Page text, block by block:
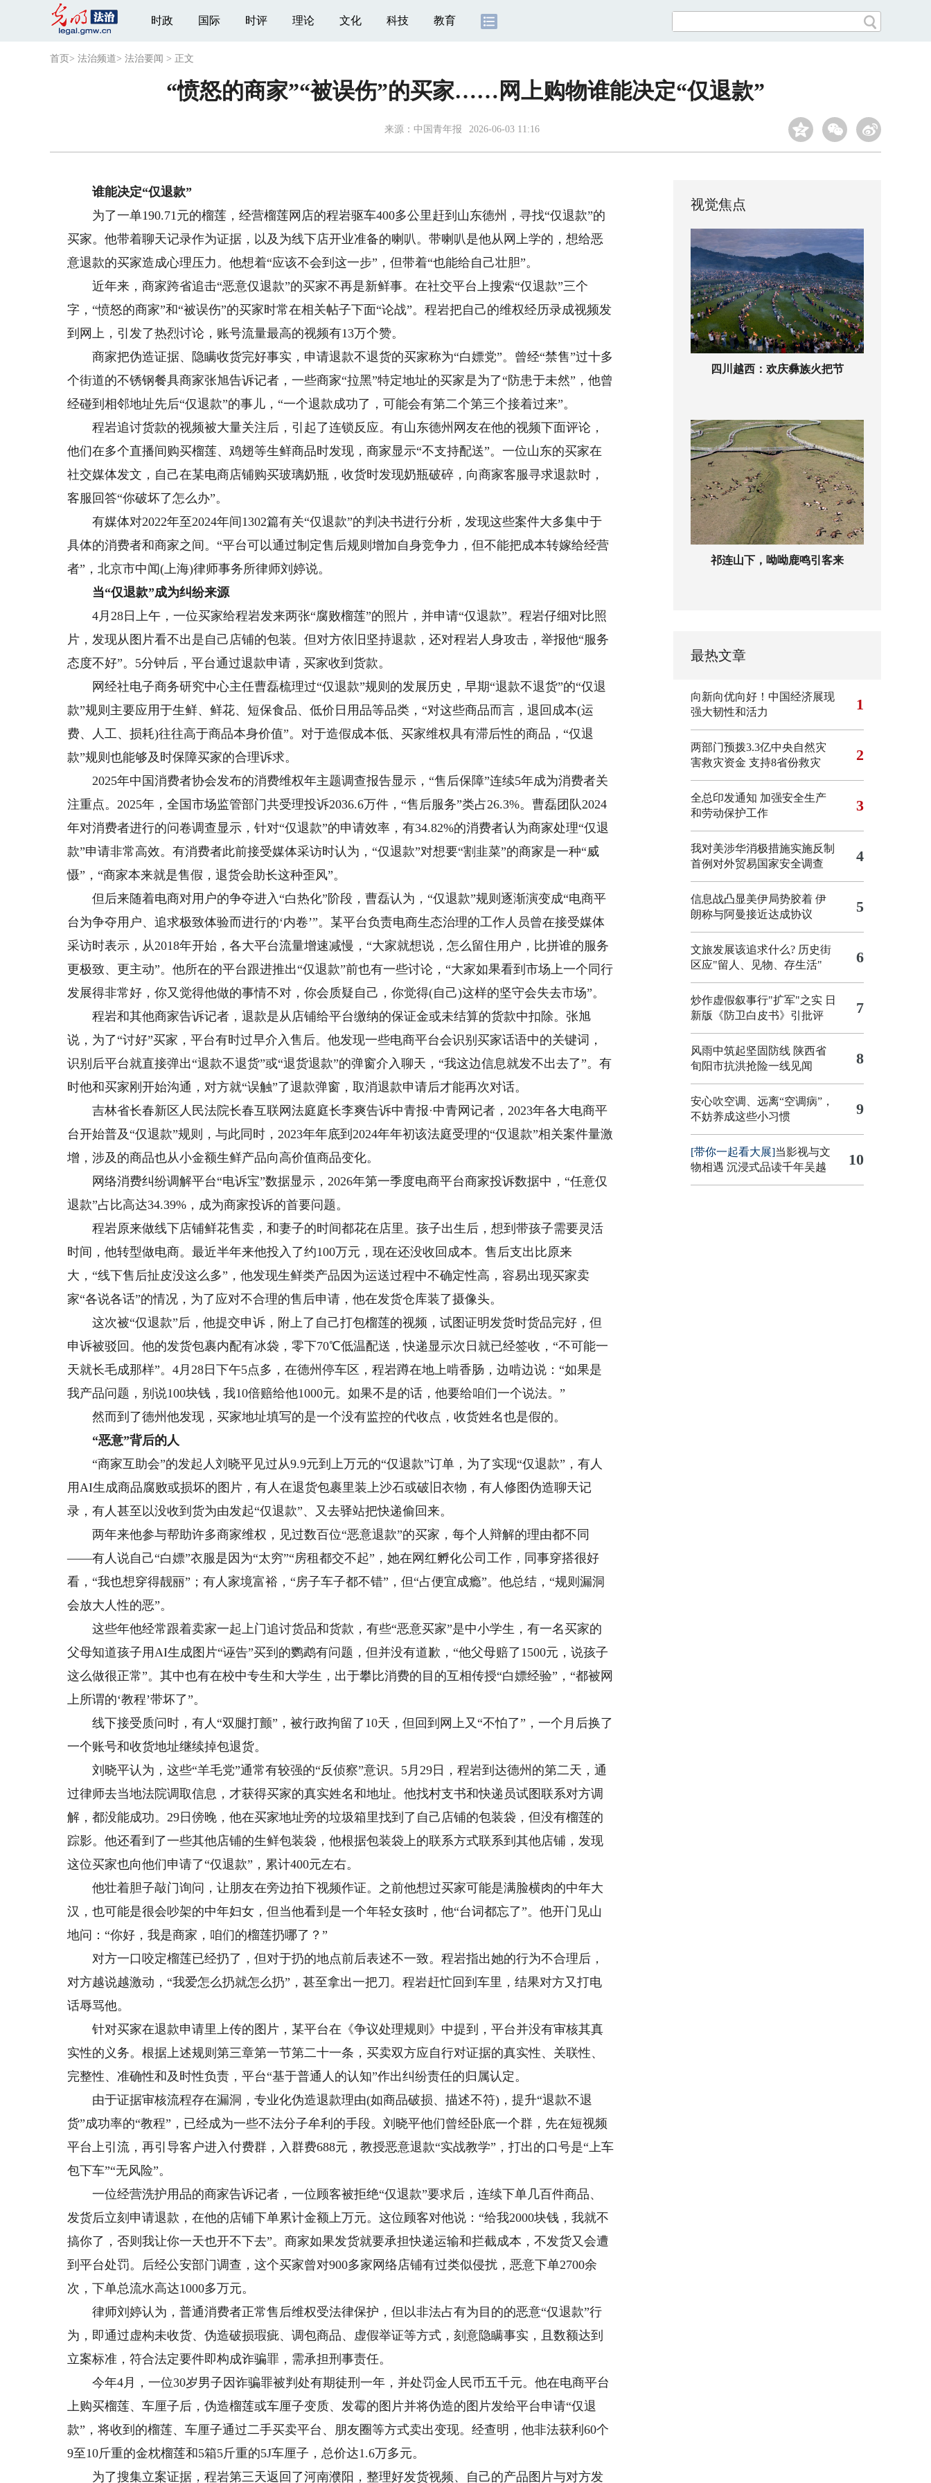
时政 国际 时评 理论 文化 科技 教育
首页 > 法治频道> 法治要闻 > 正文
“愤怒的商家”“被误伤”的买家……网上购物谁能决定“仅退款”
来源： 中国青年报 2026-06-03 11:16
谁能决定“仅退款”
为了一单190.71元的榴莲，经营榴莲网店的程岩驱车400多公里赶到山东德州，寻找“仅退款”的
买家。他带着聊天记录作为证据，以及为线下店开业准备的喇叭。带喇叭是他从网上学的，想给恶
意退款的买家造成心理压力。他想着“应该不会到这一步”，但带着“也能给自己壮胆”。
近年来，商家跨省追击“恶意仅退款”的买家不再是新鲜事。在社交平台上搜索“仅退款”三个
字，“愤怒的商家”和“被误伤”的买家时常在相关帖子下面“论战”。程岩把自己的维权经历录成视频发
到网上，引发了热烈讨论，账号流量最高的视频有13万个赞。
商家把伪造证据、隐瞒收货完好事实，申请退款不退货的买家称为“白嫖党”。曾经“禁售”过十多
个街道的不锈钢餐具商家张旭告诉记者，一些商家“拉黑”特定地址的买家是为了“防患于未然”，他曾
经碰到相邻地址先后“仅退款”的事儿，“一个退款成功了，可能会有第二个第三个接着过来”。
程岩追讨货款的视频被大量关注后，引起了连锁反应。有山东德州网友在他的视频下面评论，
他们在多个直播间购买榴莲、鸡翅等生鲜商品时发现，商家显示“不支持配送”。一位山东的买家在
社交媒体发文，自己在某电商店铺购买玻璃奶瓶，收货时发现奶瓶破碎，向商家客服寻求退款时，
客服回答“你破坏了怎么办”。
有媒体对2022年至2024年间1302篇有关“仅退款”的判决书进行分析，发现这些案件大多集中于
具体的消费者和商家之间。“平台可以通过制定售后规则增加自身竞争力，但不能把成本转嫁给经营
者”，北京市中闻(上海)律师事务所律师刘婷说。
当“仅退款”成为纠纷来源
4月28日上午，一位买家给程岩发来两张“腐败榴莲”的照片，并申请“仅退款”。程岩仔细对比照
片，发现从图片看不出是自己店铺的包装。但对方依旧坚持退款，还对程岩人身攻击，举报他“服务
态度不好”。5分钟后，平台通过退款申请，买家收到货款。
网经社电子商务研究中心主任曹磊梳理过“仅退款”规则的发展历史，早期“退款不退货”的“仅退
款”规则主要应用于生鲜、鲜花、短保食品、低价日用品等品类，“对这些商品而言，退回成本(运
费、人工、损耗)往往高于商品本身价值”。对于造假成本低、买家维权具有滞后性的商品，“仅退
款”规则也能够及时保障买家的合理诉求。
2025年中国消费者协会发布的消费维权年主题调查报告显示，“售后保障”连续5年成为消费者关
注重点。2025年，全国市场监管部门共受理投诉2036.6万件，“售后服务”类占26.3%。曹磊团队2024
年对消费者进行的问卷调查显示，针对“仅退款”的申请效率，有34.82%的消费者认为商家处理“仅退
款”申请非常高效。有消费者此前接受媒体采访时认为，“仅退款”对想要“割韭菜”的商家是一种“威
慑”，“商家本来就是售假，退货会助长这种歪风”。
但后来随着电商对用户的争夺进入“白热化”阶段，曹磊认为，“仅退款”规则逐渐演变成“电商平
台为争夺用户、追求极致体验而进行的‘内卷’”。某平台负责电商生态治理的工作人员曾在接受媒体
采访时表示，从2018年开始，各大平台流量增速减慢，“大家就想说，怎么留住用户，比拼谁的服务
更极致、更主动”。他所在的平台跟进推出“仅退款”前也有一些讨论，“大家如果看到市场上一个同行
发展得非常好，你又觉得他做的事情不对，你会质疑自己，你觉得(自己)这样的坚守会失去市场”。
程岩和其他商家告诉记者，退款是从店铺给平台缴纳的保证金或未结算的货款中扣除。张旭
说，为了“讨好”买家，平台有时过早介入售后。他发现一些电商平台会识别买家话语中的关键词，
识别后平台就直接弹出“退款不退货”或“退货退款”的弹窗介入聊天，“我这边信息就发不出去了”。有
时他和买家刚开始沟通，对方就“误触”了退款弹窗，取消退款申请后才能再次对话。
吉林省长春新区人民法院长春互联网法庭庭长李爽告诉中青报·中青网记者，2023年各大电商平
台开始普及“仅退款”规则，与此同时，2023年年底到2024年年初该法庭受理的“仅退款”相关案件量激
增，涉及的商品也从小金额生鲜产品向高价值商品变化。
网络消费纠纷调解平台“电诉宝”数据显示，2026年第一季度电商平台商家投诉数据中，“任意仅
退款”占比高达34.39%，成为商家投诉的首要问题。
程岩原来做线下店铺鲜花售卖，和妻子的时间都花在店里。孩子出生后，想到带孩子需要灵活
时间，他转型做电商。最近半年来他投入了约100万元，现在还没收回成本。售后支出比原来
大，“线下售后扯皮没这么多”，他发现生鲜类产品因为运送过程中不确定性高，容易出现买家卖
家“各说各话”的情况，为了应对不合理的售后申请，他在发货仓库装了摄像头。
这次被“仅退款”后，他提交申诉，附上了自己打包榴莲的视频，试图证明发货时货品完好，但
申诉被驳回。他的发货包裹内配有冰袋，零下70℃低温配送，快递显示次日就已经签收，“不可能一
天就长毛成那样”。4月28日下午5点多，在德州停车区，程岩蹲在地上啃香肠，边啃边说：“如果是
我产品问题，别说100块钱，我10倍赔给他1000元。如果不是的话，他要给咱们一个说法。”
然而到了德州他发现，买家地址填写的是一个没有监控的代收点，收货姓名也是假的。
“恶意”背后的人
“商家互助会”的发起人刘晓平见过从9.9元到上万元的“仅退款”订单，为了实现“仅退款”，有人
用AI生成商品腐败或损坏的图片，有人在退货包裹里装上沙石或破旧衣物，有人修图伪造聊天记
录，有人甚至以没收到货为由发起“仅退款”、又去驿站把快递偷回来。
两年来他参与帮助许多商家维权，见过数百位“恶意退款”的买家，每个人辩解的理由都不同
——有人说自己“白嫖”衣服是因为“太穷”“房租都交不起”，她在网红孵化公司工作，同事穿搭很好
看，“我也想穿得靓丽”；有人家境富裕，“房子车子都不错”，但“占便宜成瘾”。他总结，“规则漏洞
会放大人性的恶”。
这些年他经常跟着卖家一起上门追讨货品和货款，有些“恶意买家”是中小学生，有一名买家的
父母知道孩子用AI生成图片“诬告”买到的鹦鹉有问题，但并没有道歉，“他父母赔了1500元，说孩子
这么做很正常”。其中也有在校中专生和大学生，出于攀比消费的目的互相传授“白嫖经验”，“都被网
上所谓的‘教程’带坏了”。
线下接受质问时，有人“双腿打颤”，被行政拘留了10天，但回到网上又“不怕了”，一个月后换了
一个账号和收货地址继续掉包退货。
刘晓平认为，这些“羊毛党”通常有较强的“反侦察”意识。5月29日，程岩到达德州的第二天，通
过律师去当地法院调取信息，才获得买家的真实姓名和地址。他找村支书和快递员试图联系对方调
解，都没能成功。29日傍晚，他在买家地址旁的垃圾箱里找到了自己店铺的包装袋，但没有榴莲的
踪影。他还看到了一些其他店铺的生鲜包装袋，他根据包装袋上的联系方式联系到其他店铺，发现
这位买家也向他们申请了“仅退款”，累计400元左右。
他壮着胆子敲门询问，让朋友在旁边拍下视频作证。之前他想过买家可能是满脸横肉的中年大
汉，也可能是很会吵架的中年妇女，但当他看到是一个年轻女孩时，他“台词都忘了”。他开门见山
地问：“你好，我是商家，咱们的榴莲扔哪了？”
对方一口咬定榴莲已经扔了，但对于扔的地点前后表述不一致。程岩指出她的行为不合理后，
对方越说越激动，“我爱怎么扔就怎么扔”，甚至拿出一把刀。程岩赶忙回到车里，结果对方又打电
话辱骂他。
针对买家在退款申请里上传的图片，某平台在《争议处理规则》中提到，平台并没有审核其真
实性的义务。根据上述规则第三章第一节第二十一条，买卖双方应自行对证据的真实性、关联性、
完整性、准确性和及时性负责，平台“基于普通人的认知”作出纠纷责任的归属认定。
由于证据审核流程存在漏洞，专业化伪造退款理由(如商品破损、描述不符)，提升“退款不退
货”成功率的“教程”，已经成为一些不法分子牟利的手段。刘晓平他们曾经卧底一个群，先在短视频
平台上引流，再引导客户进入付费群，入群费688元，教授恶意退款“实战教学”，打出的口号是“上车
包下车”“无风险”。
一位经营洗护用品的商家告诉记者，一位顾客被拒绝“仅退款”要求后，连续下单几百件商品、
发货后立刻申请退款，在他的店铺下单累计金额上万元。这位顾客对他说：“给我2000块钱，我就不
搞你了，否则我让你一天也开不下去”。商家如果发货就要承担快递运输和拦截成本，不发货又会遭
到平台处罚。后经公安部门调查，这个买家曾对900多家网络店铺有过类似侵扰，恶意下单2700余
次，下单总流水高达1000多万元。
律师刘婷认为，普通消费者正常售后维权受法律保护，但以非法占有为目的的恶意“仅退款”行
为，即通过虚构未收货、伪造破损瑕疵、调包商品、虚假举证等方式，刻意隐瞒事实，且数额达到
立案标准，符合法定要件即构成诈骗罪，需承担刑事责任。
今年4月，一位30岁男子因诈骗罪被判处有期徒刑一年，并处罚金人民币五千元。他在电商平台
上购买榴莲、车厘子后，伪造榴莲或车厘子变质、发霉的图片并将伪造的图片发给平台申请“仅退
款”，将收到的榴莲、车厘子通过二手买卖平台、朋友圈等方式卖出变现。经查明，他非法获利60个
9至10斤重的金枕榴莲和5箱5斤重的5J车厘子，总价达1.6万多元。
为了搜集立案证据，程岩第三天返回了河南濮阳，整理好发货视频、自己的产品图片与对方发
视觉焦点
四川越西：欢庆彝族火把节
祁连山下，呦呦鹿鸣引客来
最热文章
向新向优向好！中国经济展现
强大韧性和活力
1
两部门预拨3.3亿中央自然灾
害救灾资金 支持8省份救灾
2
全总印发通知 加强安全生产
和劳动保护工作
3
我对美涉华消极措施实施反制
首例对外贸易国家安全调查
4
信息战凸显美伊局势胶着 伊
朗称与阿曼接近达成协议
5
文旅发展该追求什么? 历史街
区应"留人、见物、存生活"
6
炒作虚假叙事行"扩军"之实 日
新版《防卫白皮书》引批评
7
风雨中筑起坚固防线 陕西省
旬阳市抗洪抢险一线见闻
8
安心吹空调、远离“空调病”，
不妨养成这些小习惯
9
[带你一起看大展]当影视与文
物相遇 沉浸式品读千年吴越
10